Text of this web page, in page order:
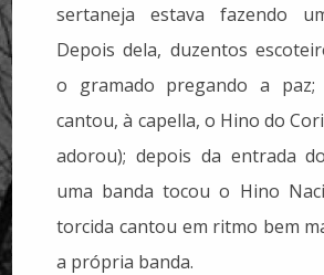
sertaneja estava fazendo
Depois dela, duzentos
o gramado pregando a paz;
cantou, à capella, o Hino do
adorou); depois da entrada
uma banda tocou o Hino
torcida cantou em ritmo bem
a própria banda.